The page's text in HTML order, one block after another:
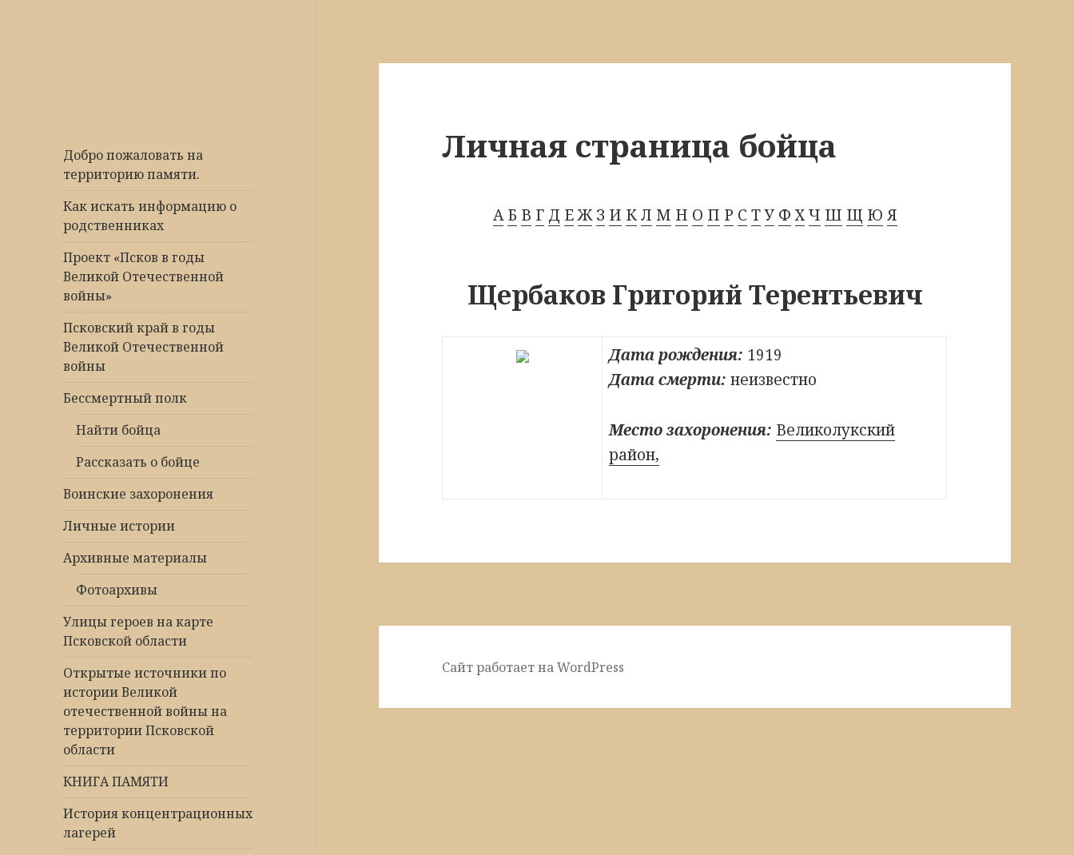
Добро пожаловать на
территорию памяти.
Как искать информацию о
родственниках
Проект «Псков в годы
Великой Отечественной
войны»
Псковский край в годы
Великой Отечественной
войны
Бессмертный полк
Найти бойца
Рассказать о бойце
Воинские захоронения
Личные истории
Архивные материалы
Фотоархивы
Улицы героев на карте
Псковской области
Открытые источники по
истории Великой
отечественной войны на
территории Псковской
области
КНИГА ПАМЯТИ
История концентрационных
лагерей
Личная страница бойца
А Б В Г Д ЕЖ З И К Л М Н О П Р С ТУ Ф Х Ч Ш Щ Ю Я
Щербаков Григорий Терентьевич
Дата рождения: 1919
Дата смерти: неизвестно
Место захоронения: Великолукский
район,
Сайт работает на WordPress